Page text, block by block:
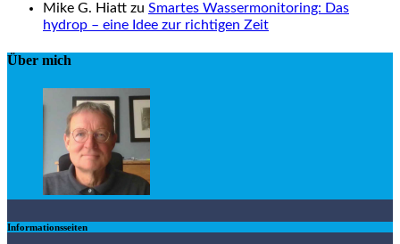
Mike G. Hiatt zu Smartes Wassermonitoring: Das
hydrop – eine Idee zur richtigen Zeit
Über mich
Informationsseiten